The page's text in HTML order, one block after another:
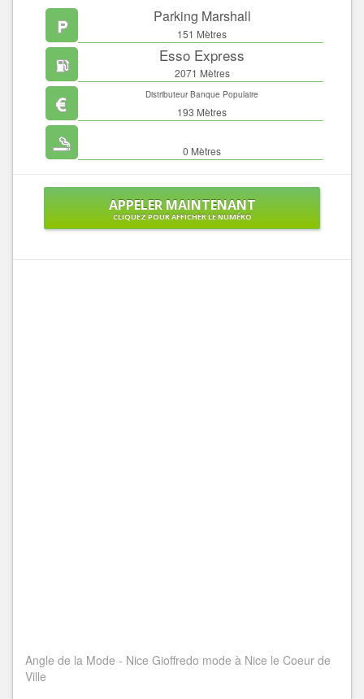
Parking Marshall
151 Mètres
Esso Express
2071 Mètres
Distributeur Banque Populaire
193 Mètres
0 Mètres
APPELER MAINTENANT
CLIQUEZ POUR AFFICHER LE NUMÉRO
Angle de la Mode - Nice Gioffredo mode à Nice le Coeur de
Ville